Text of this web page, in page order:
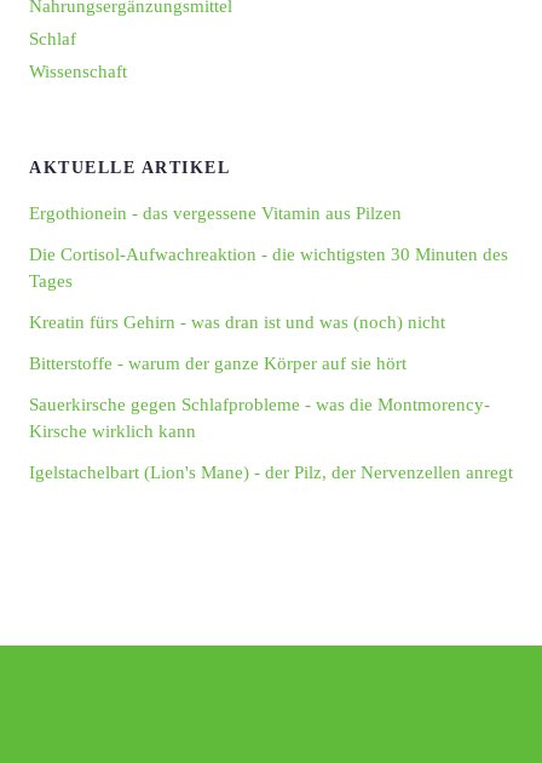
Nahrungsergänzungsmittel
Schlaf
Wissenschaft
AKTUELLE ARTIKEL
Ergothionein - das vergessene Vitamin aus Pilzen
Die Cortisol-Aufwachreaktion - die wichtigsten 30 Minuten des
Tages
Kreatin fürs Gehirn - was dran ist und was (noch) nicht
Bitterstoffe - warum der ganze Körper auf sie hört
Sauerkirsche gegen Schlafprobleme - was die Montmorency-
Kirsche wirklich kann
Igelstachelbart (Lion's Mane) - der Pilz, der Nervenzellen anregt